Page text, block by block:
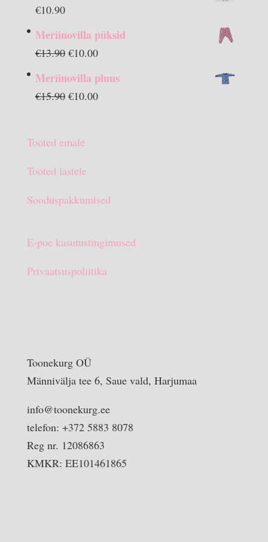
€10.90
Meriinovilla püksid
€13.90 Algne
€10.00Praegune
on:
Meriinovilla pluus
€15.90 Algne
€15.90.
€10.00Praegune
Tooted emale
Tooted lastele
Sooduspakkumised
E-poe kasutustingimused
Privaatsuspoliitika
Toonekurg OÜ
Männivälja tee 6, Saue vald, Harjumaa
info@toonekurg.ee
telefon: +372 5883 8078
Reg nr. 12086863
KMKR: EE101461865